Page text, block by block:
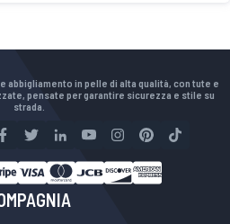
abbigliamento in pelle di alta qualità, con tute e
pensate per garantire sicurezza e stile su
strada.